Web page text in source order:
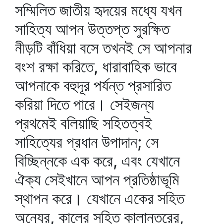
সম্মিলিত জাতীয় হৃদয়ের মধ্যে যখন
সাহিত্য আপন উত্তপ্ত সুরক্ষিত
নীড়টি বাঁধিয়া বসে তখনই সে আপনার
বংশ রক্ষা করিতে, ধারাবাহিক ভাবে
আপনাকে বহুদূর পর্যন্ত প্রসারিত
করিয়া দিতে পারে। সেইজন্য
প্রথমেই বলিয়াছি সহিতত্বই
সাহিত্যের প্রধান উপাদান; সে
বিচ্ছিন্নকে এক করে, এবং যেখানে
ঐক্য সেইখানে আপন প্রতিষ্ঠাভূমি
স্থাপন করে। যেখানে একের সহিত
অন্যের, কালের সহিত কালান্তরের,